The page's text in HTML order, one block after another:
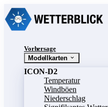
Vorhersage
Modellkarten
ICON-D2
Temperatur
Windböen
Niederschlag